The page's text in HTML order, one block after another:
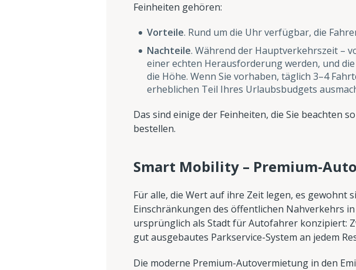
Feinheiten gehören:
Vorteile. Rund um die Uhr verfügbar, die
Nachteile. Während der Hauptverkehrszeit –
einer echten Herausforderung werden, und
die Höhe. Wenn Sie vorhaben, täglich 3–4
erheblichen Teil Ihres Urlaubsbudgets
Das sind einige der Feinheiten, die Sie beachten
bestellen.
Smart Mobility – Premium-
Für alle, die Wert auf ihre Zeit legen, es gewohnt
Einschränkungen des öffentlichen Nahverkehrs
ursprünglich als Stadt für Autofahrer konzipiert:
gut ausgebautes Parkservice-System an jedem
Die moderne Premium-Autovermietung in den